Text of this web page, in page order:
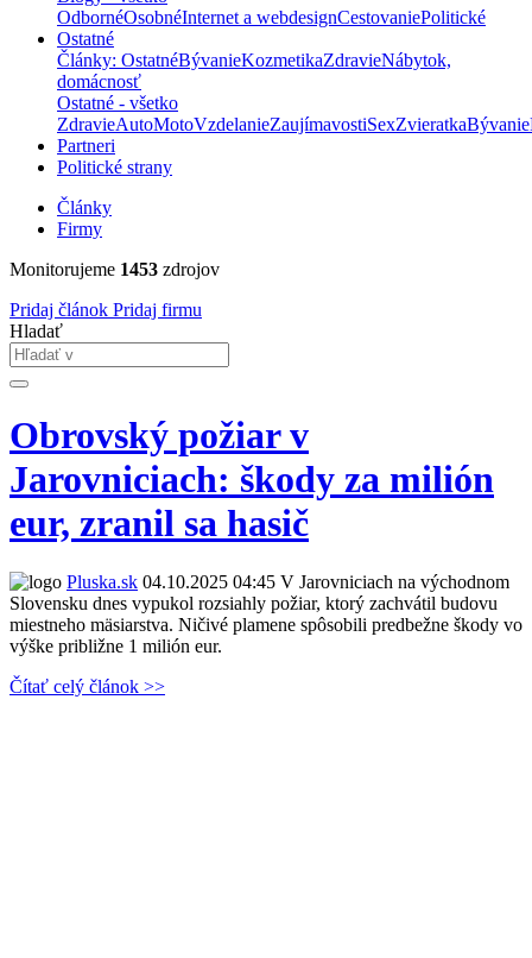
OdbornéOsobnéInternet a webdesignCestovaniePolitické
Ostatné
Články: OstatnéBývanieKozmetikaZdravieNábytok,
domácnosť
Ostatné - všetko
ZdravieAutoMotoVzdelanieZaujímavostiSexZvieratkaBývanie
Partneri
Politické strany
Články
Firmy
Monitorujeme 1453 zdrojov
Pridaj článok Pridaj firmu
Hladať
Obrovský požiar v
Jarovniciach: škody za milión
eur, zranil sa hasič
Pluska.sk 04.10.2025 04:45 V Jarovniciach na východnom
Slovensku dnes vypukol rozsiahly požiar, ktorý zachvátil budovu
miestneho mäsiarstva. Ničivé plamene spôsobili predbežne škody vo
výške približne 1 milión eur.
Čítať celý článok >>